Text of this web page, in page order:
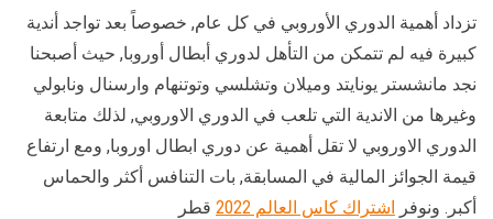
تزداد أهمية الدوري الأوروبي في كل عام, خصوصاً بعد تواجد أندية
كبيرة فيه لم تتمكن من التأهل لدوري أبطال أوروبا, حيث أصبحنا
نجد مانشستر يونايتد وميلان وتشلسي وتوتنهام وارسنال ونابولي
وغيرها من الاندية التي تلعب في الدوري الاوروبي, لذلك متابعة
الدوري الاوروبي لا تقل أهمية عن دوري ابطال اوروبا, ومع ارتفاع
قيمة الجوائز المالية في المسابقة, بات التنافس أكثر والحماس
أكبر. ونوفر
اشتراك كاس العالم 2022 قطر